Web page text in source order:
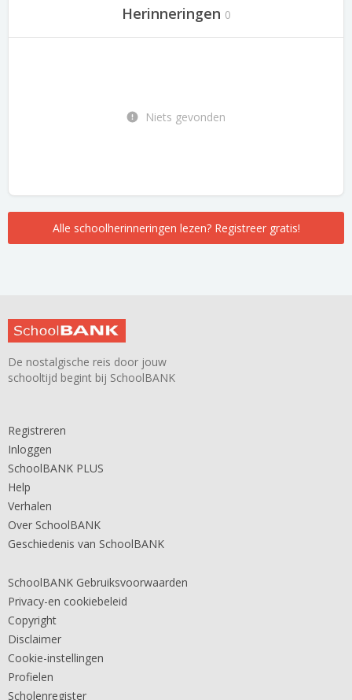
Herinneringen 0
Niets gevonden
Alle schoolherinneringen lezen? Registreer gratis!
De nostalgische reis door jouw
schooltijd begint bij SchoolBANK
Registreren
Inloggen
SchoolBANK PLUS
Help
Verhalen
Over SchoolBANK
Geschiedenis van SchoolBANK
SchoolBANK Gebruiksvoorwaarden
Privacy-en cookiebeleid
Copyright
Disclaimer
Cookie-instellingen
Profielen
Scholenregister